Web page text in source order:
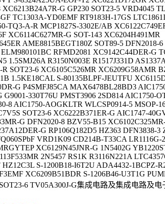
G GP230 SOT23-5 VRD4045
TC1303A-YD0EMF RT9183H-17GS
TQ3-A-R MCP1827S-3302E/AB
XC6114C627MR-G SOT-143 XC6204H491MR
AME8815BEGT180Z SOT89-5 DFN2018-6
RFMD2081 XC9142C44DER-G
1.5SMJ26A R3150N003E R1517J331D
SOT23-6 XC6105C526MR XC6209G58AMR
1.5KE18CAL S-80135BLPF-JEUTFU
G P4SMFJ85CA MAX6478BL28BD3
G9001-330T76U PMST3906 2SD814 AIC1750-
8 AIC1750-AOGKLTR WLCSP0914-5 MSOP-
SOT23-6 XC6222B371ER-G AIC1747-
G DFN2020-8 BZV55-B15
G RP106Q182D5 HZ363 DFN3838-3
VRD1K09 CD214B-T33CA LR1116G-
XC6129N45JNR-G 1N5402G
2N5457 RS1K R3116N221A
S-1200B18-I6T2U ADA4432-1BCPZ-
XC6209B51BDR S-1206B46-U3T1G
6 TV05A300J-G集成电路及集成电路及